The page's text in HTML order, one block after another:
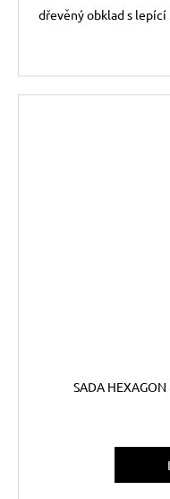
dřevěný obklad s lepící
SADA